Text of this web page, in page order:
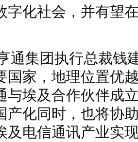
字化社会，并有望
通集团执行总裁钱
国家，地理位置优
与埃及合作伙伴成
产化同时，也将协
及电信通讯产业实